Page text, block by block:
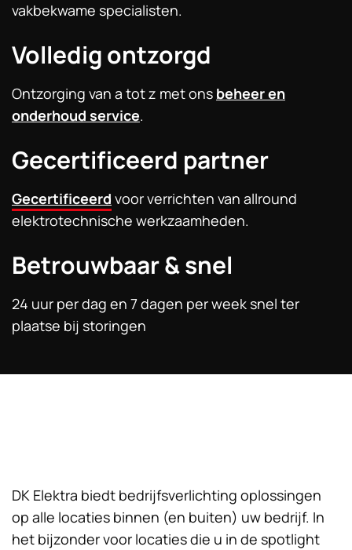
vakbekwame specialisten.
Volledig ontzorgd
Ontzorging van a tot z met ons beheer en
onderhoud service.
Gecertificeerd partner
Gecertificeerd voor verrichten van allround
elektrotechnische werkzaamheden.
Betrouwbaar & snel
24 uur per dag en 7 dagen per week snel ter
plaatse bij storingen
DK Elektra biedt bedrijfsverlichting oplossingen
op alle locaties binnen (en buiten) uw bedrijf. In
het bijzonder voor locaties die u in de spotlight